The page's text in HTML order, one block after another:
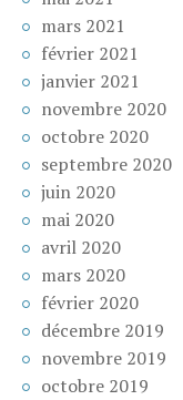
mars 2021
février 2021
janvier 2021
novembre 2020
octobre 2020
septembre 2020
juin 2020
mai 2020
avril 2020
mars 2020
février 2020
décembre 2019
novembre 2019
octobre 2019